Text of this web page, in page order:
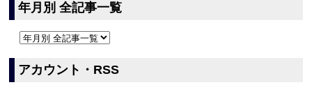
年月別 全記事一覧
アカウント・RSS